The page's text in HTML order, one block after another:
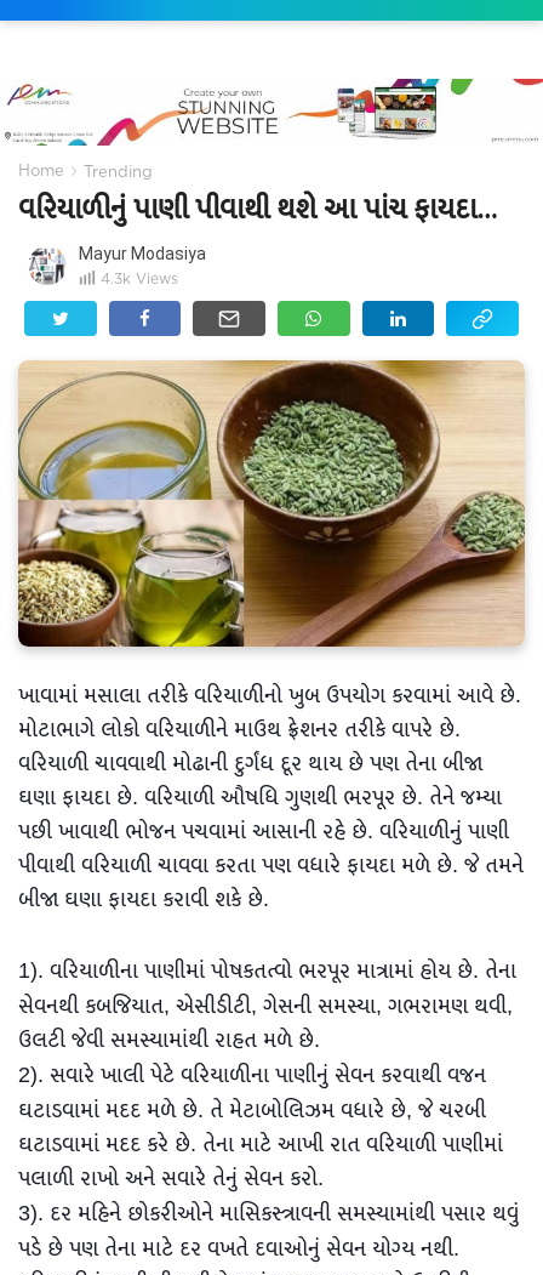
Home › Trending
વરિયાળીનું પાણી પીવાથી થશે આ પાંચ ફાયદા…
Mayur Modasiya
4.3k Views
ખાવામાં મસાલા તરીકે વરિયાળીનો ખુબ ઉપયોગ કરવામાં આવે છે.
મોટાભાગે લોકો વરિયાળીને માઉથ ફ્રેશનર તરીકે વાપરે છે.
વરિયાળી ચાવવાથી મોઢાની દુર્ગંધ દૂર થાય છે પણ તેના બીજા
ઘણા ફાયદા છે. વરિયાળી ઔષધિ ગુણથી ભરપૂર છે. તેને જમ્યા
પછી ખાવાથી ભોજન પચવામાં આસાની રહે છે. વરિયાળીનું પાણી
પીવાથી વરિયાળી ચાવવા કરતા પણ વધારે ફાયદા મળે છે. જે તમને
બીજા ઘણા ફાયદા કરાવી શકે છે.
1). વરિયાળીના પાણીમાં પોષકતત્વો ભરપૂર માત્રામાં હોય છે. તેના
સેવનથી કબજિયાત, એસીડીટી, ગેસની સમસ્યા, ગભરામણ થવી,
ઉલટી જેવી સમસ્યામાંથી રાહત મળે છે.
2). સવારે ખાલી પેટે વરિયાળીના પાણીનું સેવન કરવાથી વજન
ઘટાડવામાં મદદ મળે છે. તે મેટાબોલિઝમ વધારે છે, જે ચરબી
ઘટાડવામાં મદદ કરે છે. તેના માટે આખી રાત વરિયાળી પાણીમાં
પલાળી રાખો અને સવારે તેનું સેવન કરો.
3). દર મહિને છોકરીઓને માસિકસ્ત્રાવની સમસ્યામાંથી પસાર થવું
પડે છે પણ તેના માટે દર વખતે દવાઓનું સેવન યોગ્ય નથી.